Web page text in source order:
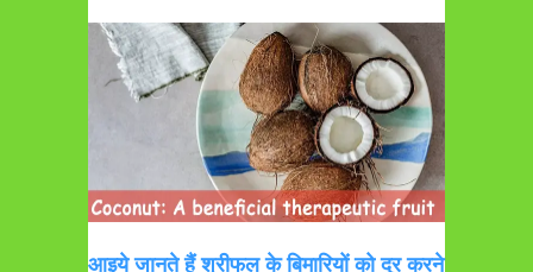
आइये जानते हैं श्रीफल के बिमारियों को दूर करने